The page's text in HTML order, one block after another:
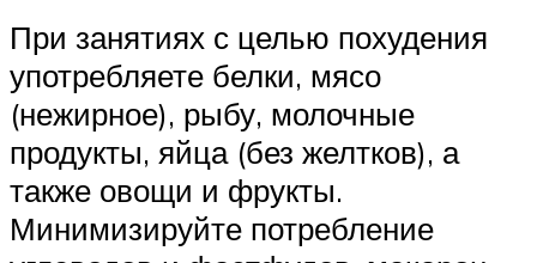
При занятиях с целью похудения
употребляете белки, мясо
(нежирное), рыбу, молочные
продукты, яйца (без желтков), а
также овощи и фрукты.
Минимизируйте потребление